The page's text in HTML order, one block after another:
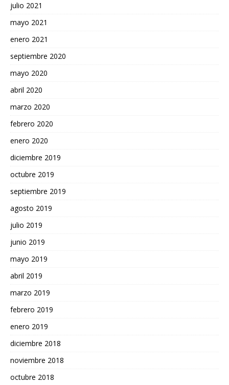
julio 2021
mayo 2021
enero 2021
septiembre 2020
mayo 2020
abril 2020
marzo 2020
febrero 2020
enero 2020
diciembre 2019
octubre 2019
septiembre 2019
agosto 2019
julio 2019
junio 2019
mayo 2019
abril 2019
marzo 2019
febrero 2019
enero 2019
diciembre 2018
noviembre 2018
octubre 2018